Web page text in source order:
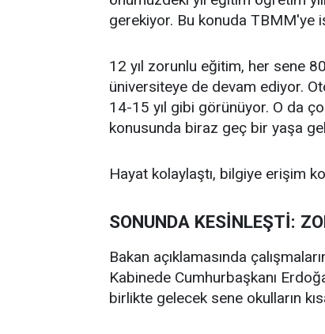
gerekiyor. Bu konuda TBMM'ye
12 yıl zorunlu eğitim, her sene
üniversiteye de devam ediyor.
14-15 yıl gibi görünüyor. O da
konusunda biraz geç bir yaşa
Hayat kolaylaştı, bilgiye erişim
SONUNDA KESİNLEŞTİ:
Bakan açıklamasında
Kabinede Cumhurbaşkanı
birlikte gelecek sene okulların